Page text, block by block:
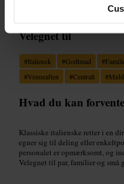
Velegnet til
#Italiensk #Godtmad #
#Venneaften #Centralt #
Hvad du kan forvente
Klassiske italienske retter i en
egner sig til deling eller
personalet er opmærksomt, og
Velegnet til par, familier og små